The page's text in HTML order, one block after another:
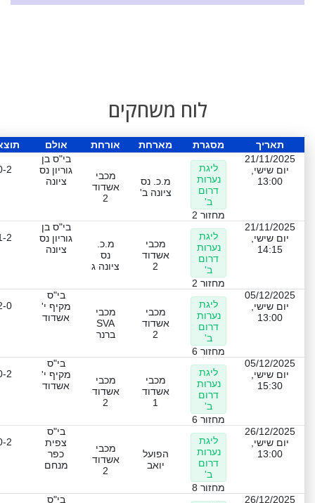
לוח משחקים
תאריך מסגרת מארחת אורחת אולם
21/11/2025
יום שישי,
13:00
ליגת
נערות
דרום
ב'
מחזור 2
מ.כ. נס
ציונה ב'
מכבי
אשדוד
2
בי"ס בן
גוריון נס
ציונה
2
21/11/2025
יום שישי,
14:15
ליגת
נערות
דרום
ב'
מחזור 2
מכבי
אשדוד
2
מ.כ.
נס
ציונה ג
בי"ס בן
גוריון נס
ציונה
2
05/12/2025
יום שישי,
13:00
ליגת
נערות
דרום
ב'
מחזור 6
מכבי
אשדוד
2
מכבי
SVA
ברנר
בי"ס
מקיף י'
אשדוד
0
05/12/2025
יום שישי,
15:30
ליגת
נערות
דרום
ב'
מחזור 6
מכבי
אשדוד
1
מכבי
אשדוד
2
בי"ס
מקיף י'
אשדוד
2
26/12/2025
יום שישי,
13:00
ליגת
נערות
דרום
ב'
מחזור 8
הפועל
יואב
מכבי
אשדוד
2
בי"ס
צפית
כפר
מנחם
2
26/12/2025
בי"ס